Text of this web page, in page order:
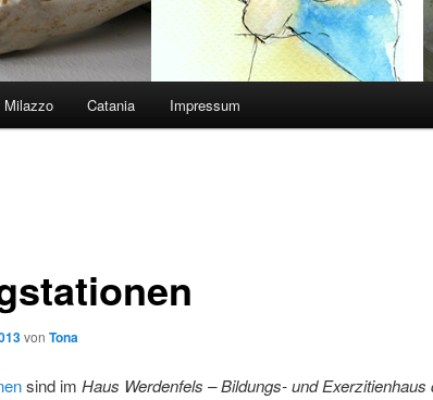
Milazzo Catania Impressum
von Tona
sind im Haus Werdenfels – Bildungs- und Exerzitienhaus